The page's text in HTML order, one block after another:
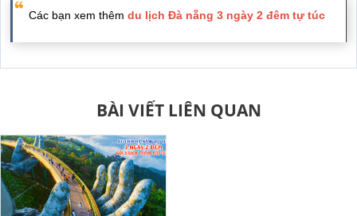
Các bạn xem thêm du lịch Đà nẵng 3 ngày 2 đêm tự túc
BÀI VIẾT LIÊN QUAN